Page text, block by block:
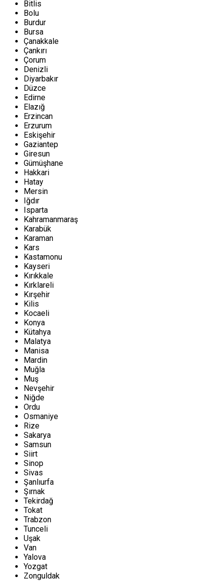
Bitlis
Bolu
Burdur
Bursa
Çanakkale
Çankırı
Çorum
Denizli
Diyarbakır
Düzce
Edirne
Elazığ
Erzincan
Erzurum
Eskişehir
Gaziantep
Giresun
Gümüşhane
Hakkari
Hatay
Mersin
Iğdır
Isparta
Kahramanmaraş
Karabük
Karaman
Kars
Kastamonu
Kayseri
Kırıkkale
Kırklareli
Kırşehir
Kilis
Kocaeli
Konya
Kütahya
Malatya
Manisa
Mardin
Muğla
Muş
Nevşehir
Niğde
Ordu
Osmaniye
Rize
Sakarya
Samsun
Siirt
Sinop
Sivas
Şanlıurfa
Şırnak
Tekirdağ
Tokat
Trabzon
Tunceli
Uşak
Van
Yalova
Yozgat
Zonguldak